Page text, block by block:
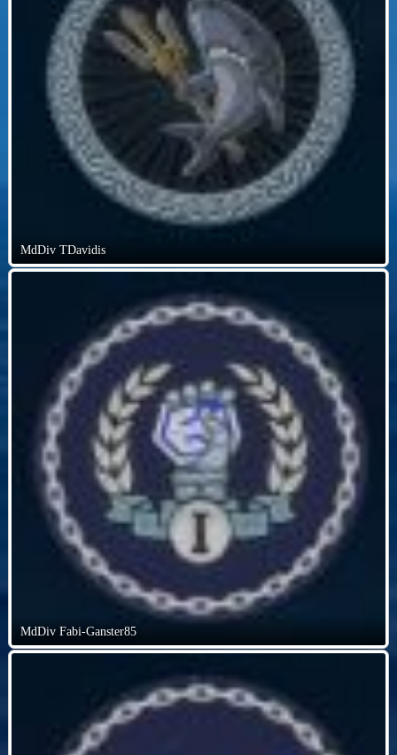
MdDiv TDavidis
MdDiv Fabi-Ganster85